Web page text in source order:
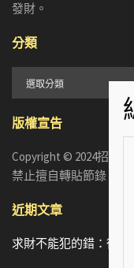
發財。
分類
版權宣告
Copyright © 2024招財張
禁止擅自轉貼節錄
近期文章
求財不能犯的錯：從5